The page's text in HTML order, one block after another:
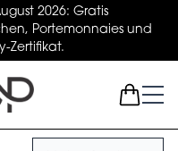
2026: Gratis
Portemonnaies und
Zertifikat.